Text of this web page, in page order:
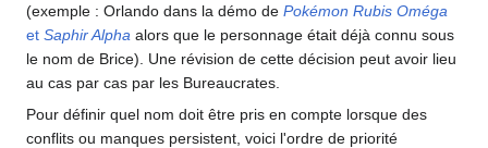
(exemple : Orlando dans la démo de Pokémon Rubis Oméga
et Saphir Alpha alors que le personnage était déjà connu sous
le nom de Brice). Une révision de cette décision peut avoir lieu
au cas par cas par les Bureaucrates.
Pour définir quel nom doit être pris en compte lorsque des
conflits ou manques persistent, voici l'ordre de priorité